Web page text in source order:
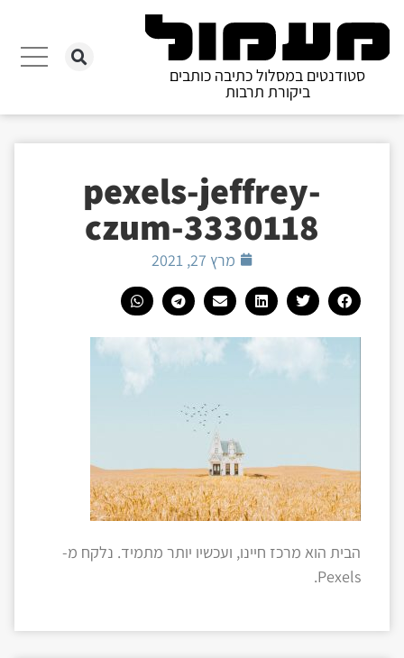
סטודנטים במסלול כתיבה כותבים
ביקורת תרבות
pexels-jeffrey-
czum-3330118
מרץ 27, 2021
הבית הוא מרכז חיינו, ועכשיו יותר מתמיד. נלקח מ-
Pexels.